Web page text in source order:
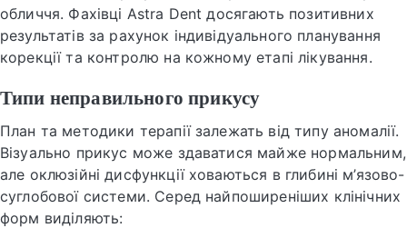
обличчя. Фахівці Astra Dent досягають позитивних
результатів за рахунок індивідуального планування
корекції та контролю на кожному етапі лікування.
Типи неправильного прикусу
План та методики терапії залежать від типу аномалії.
Візуально прикус може здаватися майже нормальним,
але оклюзійні дисфункції ховаються в глибині м’язово-
суглобової системи. Серед найпоширеніших клінічних
форм виділяють: